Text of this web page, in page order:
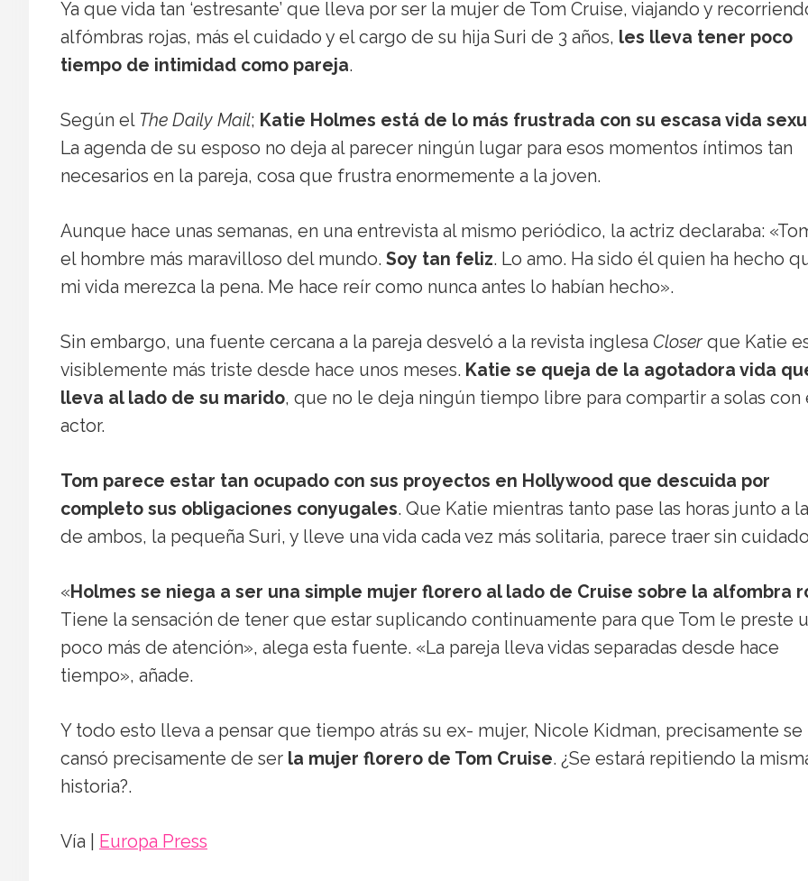
Ya que vida tan ‘estresante’ que lleva por ser la mujer de Tom Cruise, viajando y
alfómbras rojas, más el cuidado y el cargo de su hija Suri de 3 años, les lleva tener poco
tiempo de intimidad como pareja.
Según el The Daily Mail; Katie Holmes está de lo más frustrada con su escasa vida
La agenda de su esposo no deja al parecer ningún lugar para esos momentos íntimos tan
necesarios en la pareja, cosa que frustra enormemente a la joven.
Aunque hace unas semanas, en una entrevista al mismo periódico, la actriz declaraba:
el hombre más maravilloso del mundo. Soy tan feliz. Lo amo. Ha sido él quien ha hecho
mi vida merezca la pena. Me hace reír como nunca antes lo habían hecho».
Sin embargo, una fuente cercana a la pareja desveló a la revista inglesa Closerque Katie
visiblemente más triste desde hace unos meses. Katie se queja de la agotadora vida
lleva al lado de su marido, que no le deja ningún tiempo libre para compartir a solas con
actor.
Tom parece estar tan ocupado con sus proyectos en Hollywood que descuida por
completo sus obligaciones conyugales. Que Katie mientras tanto pase las horas junto a
de ambos, la pequeña Suri, y lleve una vida cada vez más solitaria, parece traer sin
«Holmes se niega a ser una simple mujer florero al lado de Cruise sobre la alfombra
Tiene la sensación de tener que estar suplicando continuamente para que Tom le preste
poco más de atención», alega esta fuente. «La pareja lleva vidas separadas desde hace
tiempo», añade.
Y todo esto lleva a pensar que tiempo atrás su ex- mujer, Nicole Kidman, precisamente se
cansó precisamente de ser la mujer florero de Tom Cruise. ¿Se estará repitiendo la
historia?.
Vía | Europa Press